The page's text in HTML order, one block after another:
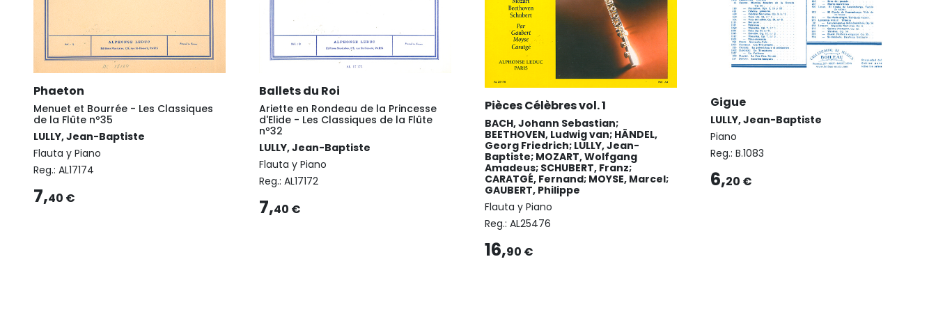
Phaeton
Menuet et Bourrée - Les Classiques
de la Flûte nº35
LULLY, Jean-Baptiste
Flauta y Piano
Reg.: AL17174
7,40 €
Ballets du Roi
Ariette en Rondeau de la Princesse
d'Elide - Les Classiques de la Flûte
nº32
LULLY, Jean-Baptiste
Flauta y Piano
Reg.: AL17172
7,40 €
Pièces Célèbres vol. 1
BACH, Johann Sebastian;
BEETHOVEN, Ludwig van; HÄNDEL,
Georg Friedrich; LULLY, Jean-
Baptiste; MOZART, Wolfgang
Amadeus; SCHUBERT, Franz;
CARATGÉ, Fernand; MOYSE, Marcel;
GAUBERT, Philippe
Flauta y Piano
Reg.: AL25476
16,90 €
Gigue
LULLY, Jean-Baptiste
Piano
Reg.: B.1083
6,20 €